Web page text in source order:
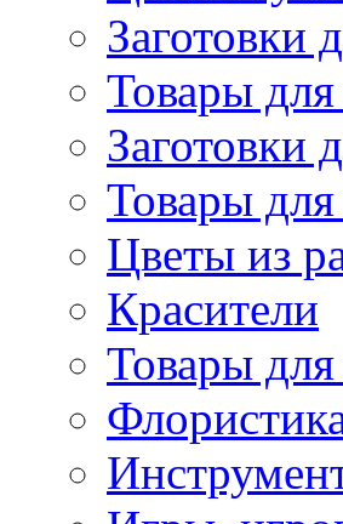
Заготовки
Товары
Заготовки
Товары
Цветы из
Красители
Товары